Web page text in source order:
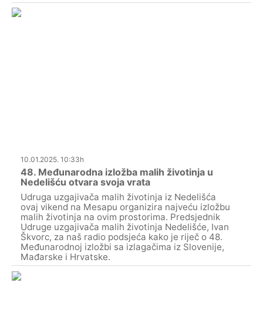
10.01.2025. 10:33h
48. Međunarodna izložba malih životinja u
Nedelišću otvara svoja vrata
Udruga uzgajivača malih životinja iz Nedelišća
ovaj vikend na Mesapu organizira najveću izložbu
malih životinja na ovim prostorima. Predsjednik
Udruge uzgajivača malih životinja Nedelišće, Ivan
Škvorc, za naš radio podsjeća kako je riječ o 48.
Međunarodnoj izložbi sa izlagačima iz Slovenije,
Mađarske i Hrvatske.